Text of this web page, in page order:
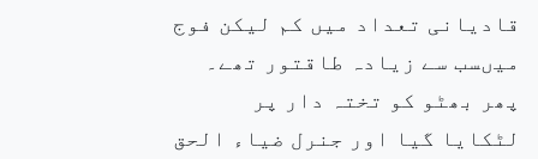
قادیانی تعداد میں کم لیکن فوج
میںسب سے زیادہ طاقتور تھے۔
پھر بھٹو کو تختہ دار پر
لٹکایا گیا اور جنرل ضیاء الحق